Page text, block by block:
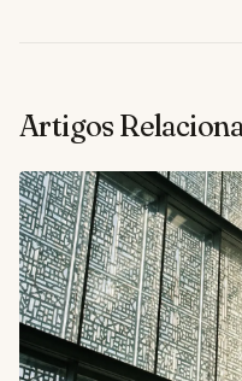
Artigos